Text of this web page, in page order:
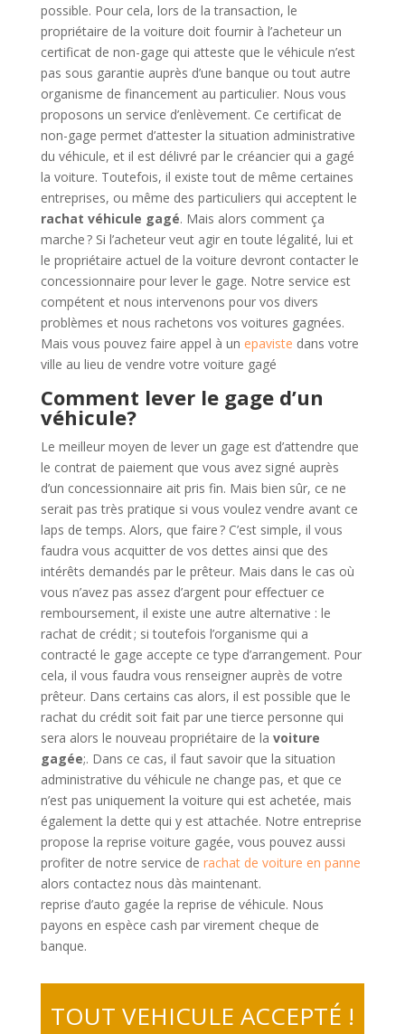
possible. Pour cela, lors de la transaction, le
propriétaire de la voiture doit fournir à l’acheteur un
certificat de non-gage qui atteste que le véhicule n’est
pas sous garantie auprès d’une banque ou tout autre
organisme de financement au particulier. Nous vous
proposons un service d’enlèvement. Ce certificat de
non-gage permet d’attester la situation administrative
du véhicule, et il est délivré par le créancier qui a gagé
la voiture. Toutefois, il existe tout de même certaines
entreprises, ou même des particuliers qui acceptent le
rachat véhicule gagé. Mais alors comment ça
marche ? Si l’acheteur veut agir en toute légalité, lui et
le propriétaire actuel de la voiture devront contacter le
concessionnaire pour lever le gage. Notre service est
compétent et nous intervenons pour vos divers
problèmes et nous rachetons vos voitures gagnées.
Mais vous pouvez faire appel à un epaviste dans votre
ville au lieu de vendre votre voiture gagé
Comment lever le gage d’un
véhicule?
Le meilleur moyen de lever un gage est d’attendre que
le contrat de paiement que vous avez signé auprès
d’un concessionnaire ait pris fin. Mais bien sûr, ce ne
serait pas très pratique si vous voulez vendre avant ce
laps de temps. Alors, que faire ? C’est simple, il vous
faudra vous acquitter de vos dettes ainsi que des
intérêts demandés par le prêteur. Mais dans le cas où
vous n’avez pas assez d’argent pour effectuer ce
remboursement, il existe une autre alternative : le
rachat de crédit ; si toutefois l’organisme qui a
contracté le gage accepte ce type d’arrangement. Pour
cela, il vous faudra vous renseigner auprès de votre
prêteur. Dans certains cas alors, il est possible que le
rachat du crédit soit fait par une tierce personne qui
sera alors le nouveau propriétaire de la voiture
gagée;. Dans ce cas, il faut savoir que la situation
administrative du véhicule ne change pas, et que ce
n’est pas uniquement la voiture qui est achetée, mais
également la dette qui y est attachée. Notre entreprise
propose la reprise voiture gagée, vous pouvez aussi
profiter de notre service de rachat de voiture en panne
alors contactez nous dàs maintenant.
reprise d’auto gagée la reprise de véhicule. Nous
payons en espèce cash par virement cheque de
banque.
TOUT VEHICULE ACCEPTÉ !